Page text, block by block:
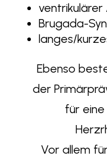
Brugada-
langes/
Ebenso
der
für
Vor allem